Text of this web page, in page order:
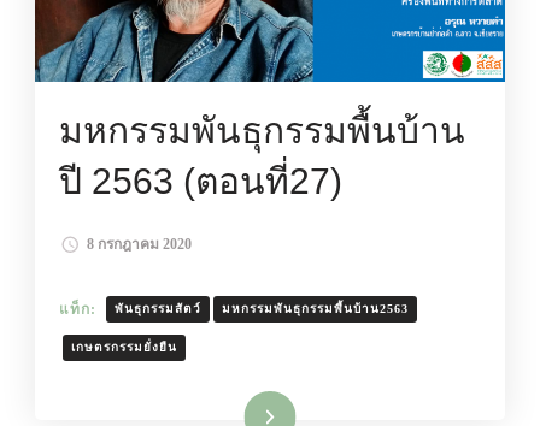
มหกรรมพันธุกรรมพื้นบ้าน
ปี 2563 (ตอนที่27)
8 กรกฎาคม 2020
แท็ก: พันธุกรรมสัตว์ มหกรรมพันธุกรรมพื้นบ้าน2563
เกษตรกรรมยั่งยืน
อ่านเพิ่มเติม